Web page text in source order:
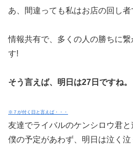
あ、間違っても私はお店の回し
情報共有で、多くの人の勝ちに
す!
そう言えば、明日は27日ですね。
※７が付く日と言えば・・・
友達でライバルのケンシロウ君と
僕の予定があわず、明日は泣く泣